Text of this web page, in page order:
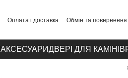
Оплата і доставка Обмін та повернення
АКСЕСУАРИДВЕРІ ДЛЯ КАМІНІВ